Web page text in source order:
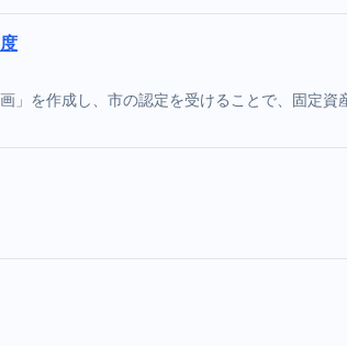
を作成し、市の認定を受けることで、固定